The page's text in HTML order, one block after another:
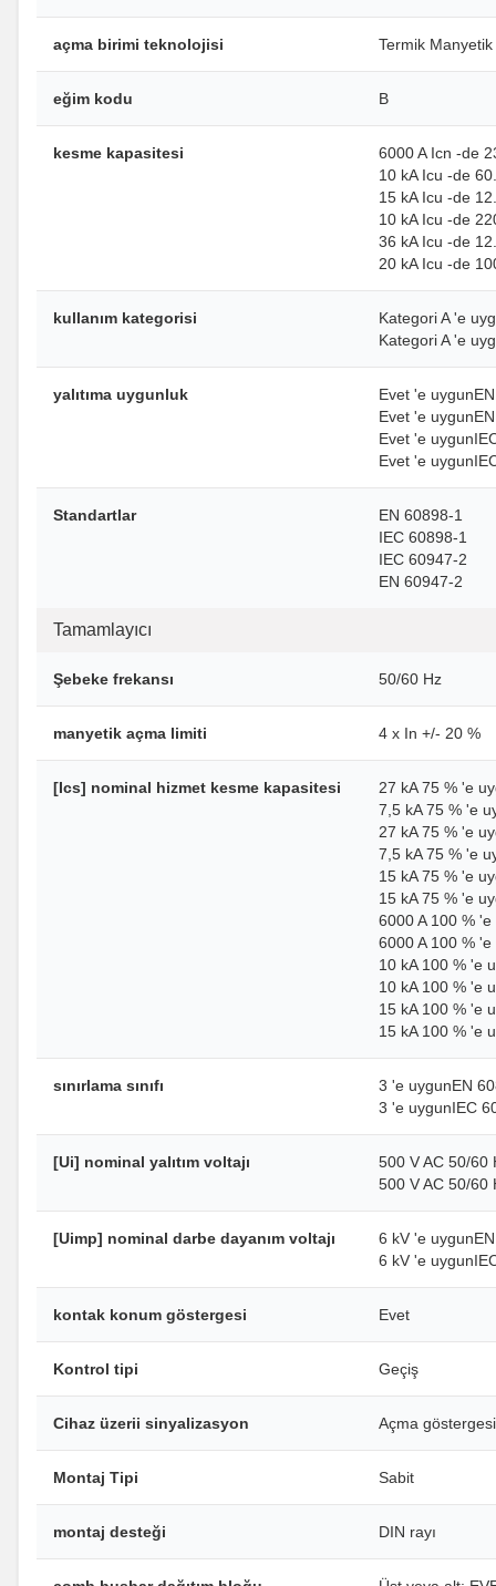
açma birimi teknolojisi Termik Manyetik
eğim kodu B
kesme kapasitesi
6000 A Icn -de
10 kA Icu -de
15 kA Icu -de
10 kA Icu -de
36 kA Icu -de
20 kA Icu -de
kullanım kategorisi
Kategori A 'e
Kategori A 'e
yalıtıma uygunluk
Evet 'e
Evet 'e
Evet 'e
Evet 'e
Standartlar
EN 60898-1
IEC 60898-1
IEC 60947-2
EN 60947-2
Tamamlayıcı
Şebeke frekansı 50/60 Hz
manyetik açma limiti 4 x In +/- 20 %
[Ics] nominal hizmet kesme kapasitesi
27 kA 75 % 'e
7,5 kA 75 % 'e
27 kA 75 % 'e
7,5 kA 75 % 'e
15 kA 75 % 'e
15 kA 75 % 'e
6000 A 100 %
6000 A 100 %
10 kA 100 % 'e
10 kA 100 % 'e
15 kA 100 % 'e
15 kA 100 % 'e
sınırlama sınıfı
3 'e uygunEN
3 'e uygunIEC
[Ui] nominal yalıtım voltajı
500 V AC 50/60
500 V AC 50/60
[Uimp] nominal darbe dayanım voltajı
6 kV 'e
6 kV 'e
kontak konum göstergesi Evet
Kontrol tipi Geçiş
Cihaz üzerii sinyalizasyon Açma göstergesi
Montaj Tipi Sabit
montaj desteği DIN rayı